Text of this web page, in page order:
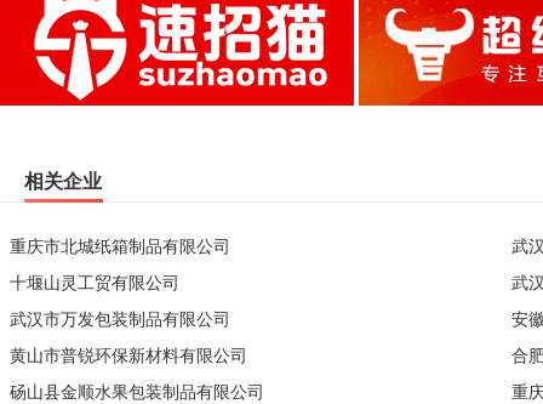
相关企业
重庆市北城纸箱制品有限公司
十堰山灵工贸有限公司
武汉市万发包装制品有限公司
黄山市普锐环保新材料有限公司
砀山县金顺水果包装制品有限公司
武
武
安
合
重